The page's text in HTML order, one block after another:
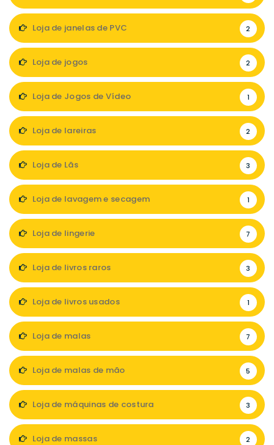
Loja de janelas de PVC 2
Loja de jogos 2
Loja de Jogos de Vídeo 1
Loja de lareiras 2
Loja de Lãs 3
Loja de lavagem e secagem 1
Loja de lingerie 7
Loja de livros raros 3
Loja de livros usados 1
Loja de malas 7
Loja de malas de mão 5
Loja de máquinas de costura 3
Loja de massas 2